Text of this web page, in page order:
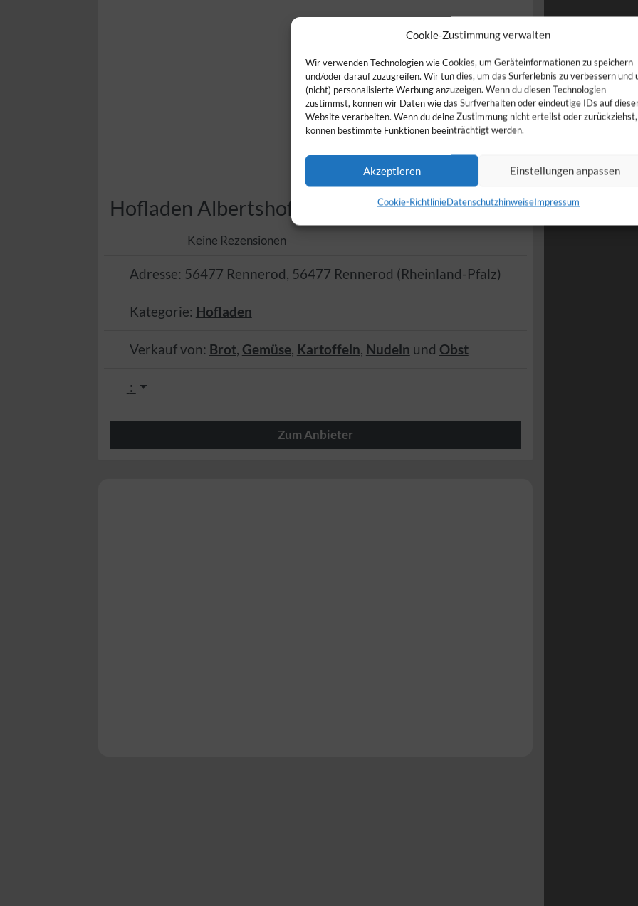
Cookie-Zustimmung verwalten
Wir verwenden Technologien wie Cookies, um Geräteinformationen zu speichern
und/oder darauf zuzugreifen. Wir tun dies, um das Surferlebnis zu verbessern und
(nicht) personalisierte Werbung anzuzeigen. Wenn du diesen Technologien
zustimmst, können wir Daten wie das Surfverhalten oder eindeutige IDs auf
Website verarbeiten. Wenn du deine Zustimmung nicht erteilst oder zurückziehst,
können bestimmte Funktionen beeinträchtigt werden.
Akzeptieren Einstellungen anpassen
Cookie-RichtlinieDatenschutzhinweiseImpressum
Hofladen Albertshof
Keine Rezensionen
Adresse: 56477 Rennerod, 56477 Rennerod (Rheinland-Pfalz)
Kategorie: Hofladen
Verkauf von: Brot, Gemüse, Kartoffeln, Nudeln und Obst
:
Zum Anbieter